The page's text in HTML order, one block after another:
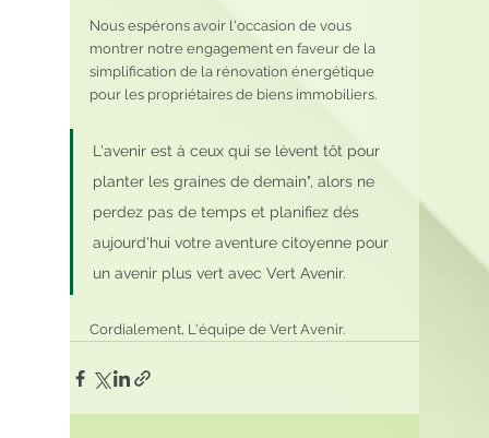
Nous espérons avoir l'occasion de vous
montrer notre engagement en faveur de la
simplification de la rénovation énergétique
pour les propriétaires de biens immobiliers.
L'avenir est à ceux qui se lèvent tôt pour
planter les graines de demain", alors ne
perdez pas de temps et planifiez dès
aujourd'hui votre aventure citoyenne pour
un avenir plus vert avec Vert Avenir.
Cordialement, L'équipe de Vert Avenir.